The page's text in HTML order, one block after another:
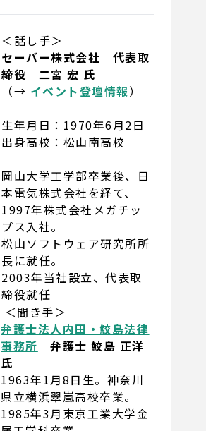
＜話し手＞
セーバー株式会社 代表取
締役 二宮 宏 氏
（→ イベント登壇情報）
生年月日：1970年6月2日
出身高校：松山南高校
岡山大学工学部卒業後、日
本電気株式会社を経て、
1997年株式会社メガチッ
プス入社。
松山ソフトウェア研究所所
長に就任。
2003年当社設立、代表取
締役就任
＜聞き手＞
弁護士法人内田・鮫島法律
事務所
弁護士 鮫島 正洋
氏
1963年1月8日生。神奈川
県立横浜翠嵐高校卒業。
1985年3月東京工業大学金